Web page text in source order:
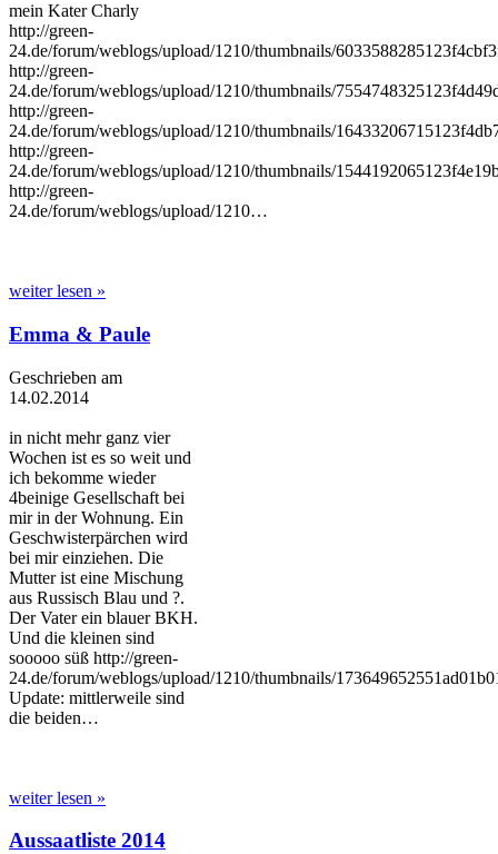
mein Kater Charly
http://green-
24.de/forum/weblogs/upload/1210/thumbnails/
http://green-
24.de/forum/weblogs/upload/1210/thumbnails/
http://green-
24.de/forum/weblogs/upload/1210/thumbnails/
http://green-
24.de/forum/weblogs/upload/1210/thumbnails/
http://green-
24.de/forum/weblogs/upload/1210…
weiter lesen »
Emma & Paule
Geschrieben am
14.02.2014
in nicht mehr ganz vier
Wochen ist es so weit und
ich bekomme wieder
4beinige Gesellschaft bei
mir in der Wohnung. Ein
Geschwisterpärchen wird
bei mir einziehen. Die
Mutter ist eine Mischung
aus Russisch Blau und ?.
Der Vater ein blauer BKH.
Und die kleinen sind
sooooo süß http://green-
24.de/forum/weblogs/upload/1210/thumbnails/
Update: mittlerweile sind
die beiden…
weiter lesen »
Aussaatliste 2014